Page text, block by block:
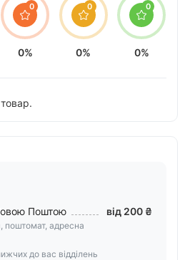
0
0%
0
0%
0
0%
Поштою
поштомат, адресна
до вас відділень
від 200 ₴